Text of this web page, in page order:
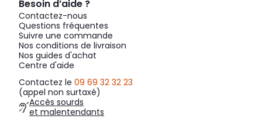
Besoin d’aide ?
Contactez-nous
Questions fréquentes
Suivre une commande
Nos conditions de livraison
Nos guides d'achat
Centre d'aide
Contactez le 09 69 32 32 23
(appel non surtaxé)
Accès sourds
et malentendants